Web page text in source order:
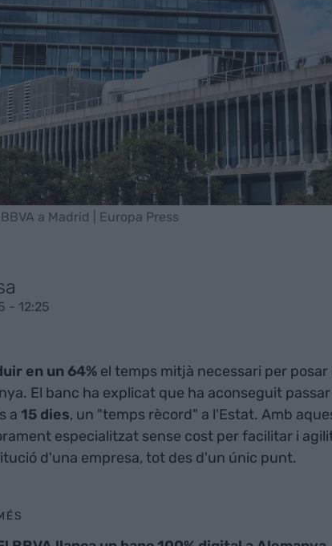
a Madrid | Europa Press
- 12:25
en un 64%el temps mitjà necessari per posar
El banc ha explicat que ha aconseguit
a 15 dies, un "temps rècord" a l'Estat. Amb
especialitzat sense cost per facilitar i
d'una empresa, tot des d'un únic punt.